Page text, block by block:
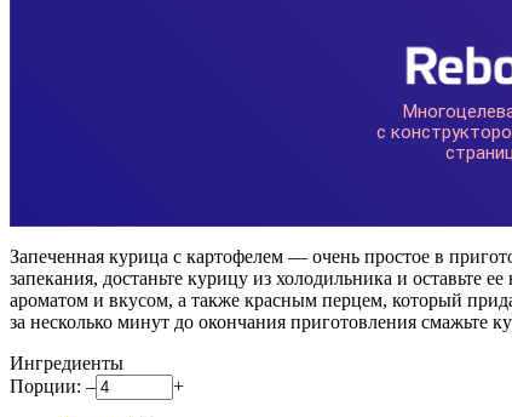
Запеченная курица с картофелем — очень простое в
запекания, достаньте курицу из холодильника и
ароматом и вкусом, а также красным перцем, который
за несколько минут до окончания приготовления смажьте
Ингредиенты
Порции: – +